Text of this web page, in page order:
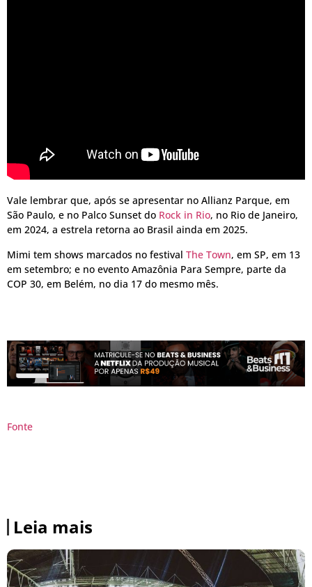
Vale lembrar que, após se apresentar no Allianz Parque, em
São Paulo, e no Palco Sunset do Rock in Rio, no Rio de Janeiro,
em 2024, a estrela retorna ao Brasil ainda em 2025.
Mimi tem shows marcados no festival The Town, em SP, em 13
em setembro; e no evento Amazônia Para Sempre, parte da
COP 30, em Belém, no dia 17 do mesmo mês.
Fonte
Leia mais